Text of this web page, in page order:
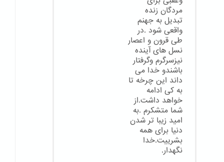
مردگان زنده
تبدیل به جهنم
واقعی شود .در
طی قرون و اعصار
نسل های آینده
نیزسرگرم وگرفتار
باشندو خدا می
داند این چرخه تا
به کی ادامه
خواهد داشت.از
شما متشکرم .به
امید زیبا تر شدن
دنیا برای همه
بشرییت.خدا
نگهدار.